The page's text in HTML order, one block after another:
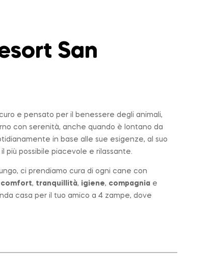
San
e pensato per il benessere degli animali,
con serenità, anche quando è lontano da
in base alle sue esigenze, al suo
possibile piacevole e rilassante.
ci prendiamo cura di ogni cane con
comfort, tranquillità, igiene, compagniae
casa per il tuo amico a 4 zampe, dove